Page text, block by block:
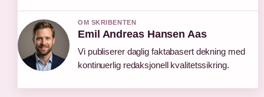
OM SKRIBENTEN
Emil Andreas Hansen Aas
Vi publiserer daglig faktabasert dekning med
kontinuerlig redaksjonell kvalitetssikring.